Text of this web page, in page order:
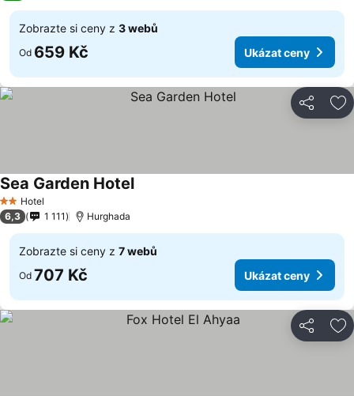
Zobrazte si ceny z 3 webů
Od 659 Kč Ukázat ceny
Sdílet
2 Počet hvězdiček
Hotel
Sea Garden Hotel
6,3 1 111 Hurghada
Zobrazte si ceny z 7 webů
Od 707 Kč Ukázat ceny
Sdílet